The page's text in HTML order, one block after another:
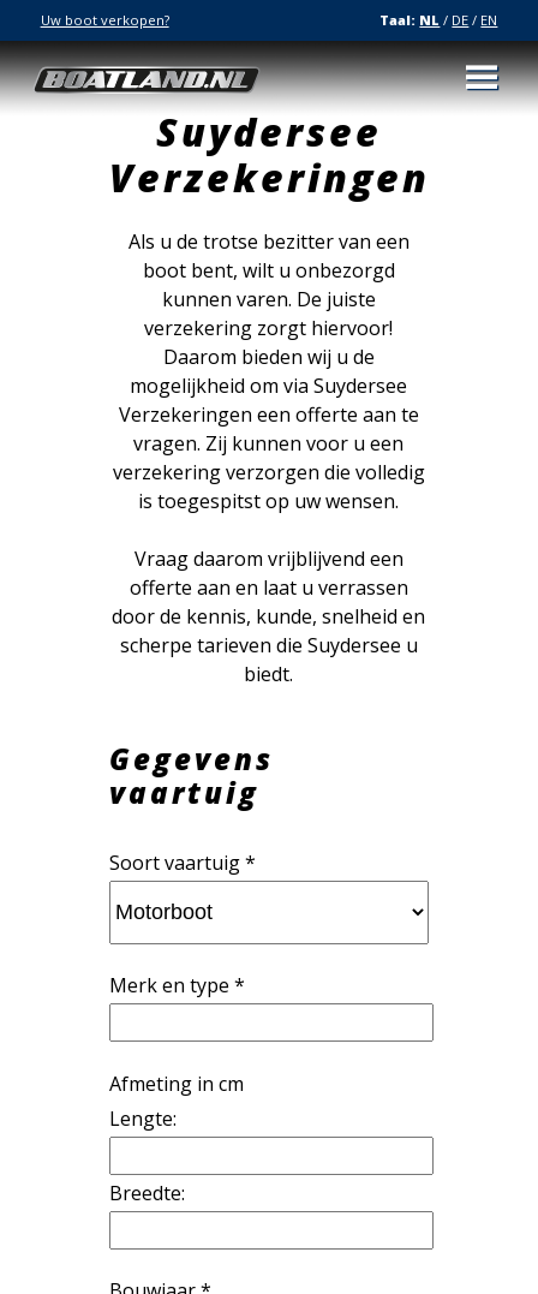
Uw boot verkopen? Taal: NL / DE / EN
Suydersee
Verzekeringen
Als u de trotse bezitter van een
boot bent, wilt u onbezorgd
kunnen varen. De juiste
verzekering zorgt hiervoor!
Daarom bieden wij u de
mogelijkheid om via Suydersee
Verzekeringen een offerte aan te
vragen. Zij kunnen voor u een
verzekering verzorgen die volledig
is toegespitst op uw wensen.
Vraag daarom vrijblijvend een
offerte aan en laat u verrassen
door de kennis, kunde, snelheid en
scherpe tarieven die Suydersee u
biedt.
Gegevens
vaartuig
Soort vaartuig *
Merk en type *
Afmeting in cm
Lengte:
Breedte: